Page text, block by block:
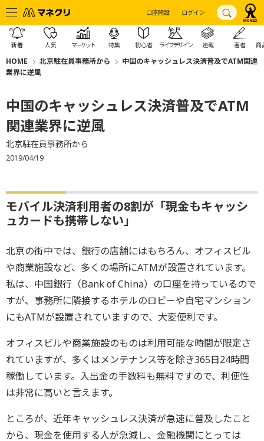
口座開設 ログイン
新着 人気 マーケット 特集 初心者 ライフデザイン 連載 著者 商
HOME 北京駐在員事務所から
中国のキャッシュレス決済普及でATM関連
業界に逆風
中国のキャッシュレス決済普及でATM
関連業界に逆風
北京駐在員事務所から
2019/04/19
モバイル決済利用者の8割が「現金もキャッシ
ュカードも携帯しない」
北京の街中では、銀行の店舗にはもちろん、オフィスビル
や商業施設など、多くの場所にATMが設置されています。
私は、中国銀行（Bank of China）の口座を持っているので
すが、事務所に隣接するホテルのロビーや自宅マンション
にもATMが設置されていますので、大変便利です。
オフィスビルや商業施設のものは利用可能な時間が限定さ
れていますが、多くはメンテナンス等を除き365日24時間
稼働しています。入出金の手数料も無料ですので、利便性
は非常に高いと言えます。
ところが、近年キャッシュレス決済が急速に普及したこと
から、現金を使用する人が急減し、金融機関にとっては